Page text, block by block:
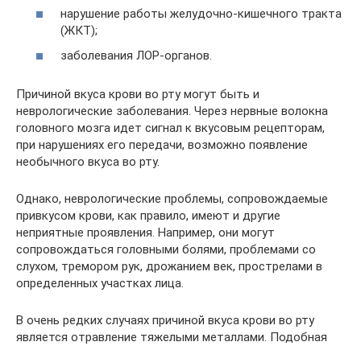
нарушение работы желудочно-кишечного тракта
(ЖКТ);
заболевания ЛОР-органов.
Причиной вкуса крови во рту могут быть и
неврологические заболевания. Через нервные волокна
головного мозга идет сигнал к вкусовым рецепторам,
при нарушениях его передачи, возможно появление
необычного вкуса во рту.
Однако, неврологические проблемы, сопровождаемые
привкусом крови, как правило, имеют и другие
неприятные проявления. Например, они могут
сопровождаться головными болями, проблемами со
слухом, тремором рук, дрожанием век, прострелами в
определенных участках лица.
В очень редких случаях причиной вкуса крови во рту
является отравление тяжелыми металлами. Подобная